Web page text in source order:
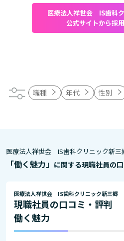
医療法人祥世会 IS歯科
公式サイトから採
職種 年代 性別
医療法人祥世会 IS歯科クリニック新三
「働く魅力」 に関する現職社員の
医療法人祥世会 IS歯科クリニック新三郷
現職社員の口コミ・評判
働く魅力